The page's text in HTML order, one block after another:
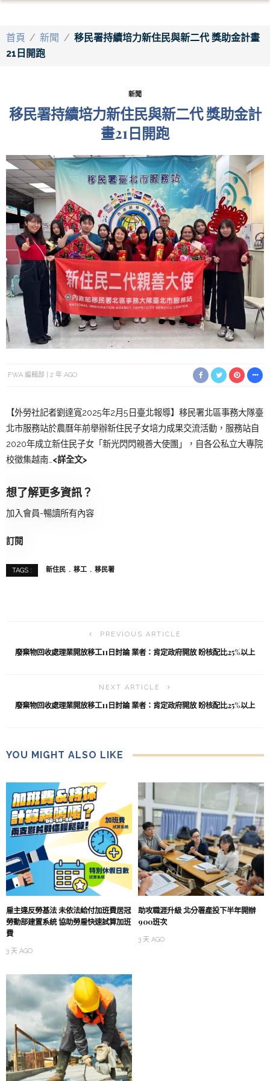
首頁 / 新聞 / 移民署持續培力新住民與新二代 獎助金計畫
21日開跑
新聞
移民署持續培力新住民與新二代 獎助金計
畫21日開跑
FWA 編輯部 2 年 AGO
【外勞社記者劉達寬2025年2月5日臺北報導】移民署北區事務大隊臺
北市服務站於農曆年前舉辦新住民子女培力成果交流活動，服務站自
2020年成立新住民子女「新光閃閃親善大使團」，自各公私立大專院
校徵集越南… <詳全文>
想了解更多資訊？
加入會員-暢讀所有內容
訂閱
TAGS : 新住民 移工 移民署
PREVIOUS ARTICLE
廢棄物回收處理業開放移工11日討論 業者：肯定政府開放 盼核配比25%以上
NEXT ARTICLE
廢棄物回收處理業開放移工11日討論 業者：肯定政府開放 盼核配比25%以上
YOU MIGHT ALSO LIKE
雇主違反勞基法 未依法給付加班費居冠
勞動部建置系統 協助勞雇快速試算加班
費
3 天 AGO
助攻職涯升級 北分署產投下半年開辦
900班次
3 天 AGO